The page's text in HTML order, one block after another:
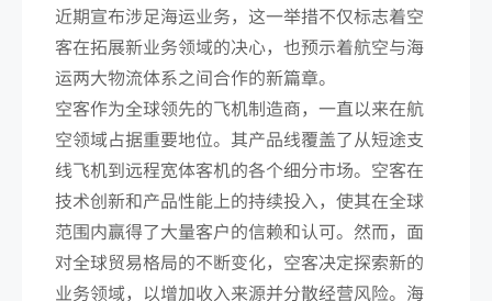
近期宣布涉足海运业务，这一举措不仅标志着空
客在拓展新业务领域的决心，也预示着航空与海
运两大物流体系之间合作的新篇章。
空客作为全球领先的飞机制造商，一直以来在航
空领域占据重要地位。其产品线覆盖了从短途支
线飞机到远程宽体客机的各个细分市场。空客在
技术创新和产品性能上的持续投入，使其在全球
范围内赢得了大量客户的信赖和认可。然而，面
对全球贸易格局的不断变化，空客决定探索新的
业务领域，以增加收入来源并分散经营风险。海